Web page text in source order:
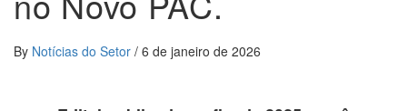
By Notícias do Setor / 6 de janeiro de 2026